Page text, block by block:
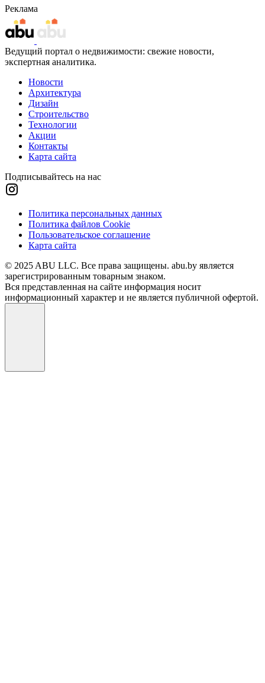
Реклама
Ведущий портал о недвижимости: свежие новости,
экспертная аналитика.
Новости
Архитектура
Дизайн
Строительство
Технологии
Акции
Контакты
Карта сайта
Подписывайтесь на нас
Политика персональных данных
Политика файлов Cookie
Пользовательское соглашение
Карта сайта
© 2025 ABU LLC. Все права защищены. abu.by является
зарегистрированным товарным знаком.
Вся представленная на сайте информация носит
информационный характер и не является публичной офертой.